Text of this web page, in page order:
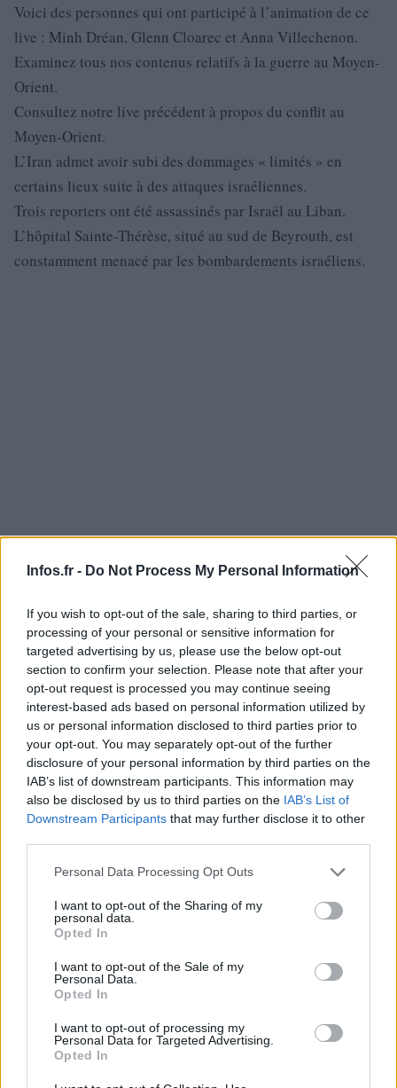
Infos.fr - Do Not Process My Personal Information
If you wish to opt-out of the sale, sharing to third parties, or
processing of your personal or sensitive information for
targeted advertising by us, please use the below opt-out
section to confirm your selection. Please note that after your
opt-out request is processed you may continue seeing
interest-based ads based on personal information utilized by
us or personal information disclosed to third parties prior to
your opt-out. You may separately opt-out of the further
disclosure of your personal information by third parties on the
IAB’s list of downstream participants. This information may
also be disclosed by us to third parties on the IAB’s List of
Downstream Participants that may further disclose it to other
Please note that this website/app uses one or more Google
not limited to your visit or usage behaviour. You may click to
grant or deny consent to Google and its third-party tags to
use your data for below specified purposes in below Google
consent section.
Personal Data Processing Opt Outs
I want to opt-out of the Sharing of my
personal data.
Opted In
I want to opt-out of the Sale of my
Personal Data.
Opted In
I want to opt-out of processing my
Personal Data for Targeted Advertising.
Opted In
Voici des personnes qui ont participé à l’animation de ce
live : Minh Dréan, Glenn Cloarec et Anna Villechenon.
Examinez tous nos contenus relatifs à la guerre au Moyen-
Orient.
Consultez notre live précédent à propos du conflit au
Moyen-Orient.
L’Iran admet avoir subi des dommages « limités » en
certains lieux suite à des attaques israéliennes.
Trois reporters ont été assassinés par Israël au Liban.
L’hôpital Sainte-Thérèse, situé au sud de Beyrouth, est
constamment menacé par les bombardements israéliens.
AUTEUR
Infos Rédaction